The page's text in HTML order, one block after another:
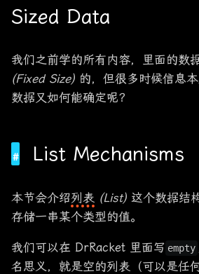
Sized Data
我们之前学的所有内容，里面的数
(Fixed Size) 的，但很多时候信息
数据又如何能确定呢？
List Mechanisms
本节会介绍列表 (List) 这个数据结
存储一串某个类型的值。
我们可以在 DrRacket 里面写 empty
名思义，就是空的列表（可以是任